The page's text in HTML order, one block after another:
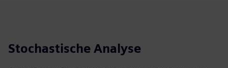
Stochastische Analyse